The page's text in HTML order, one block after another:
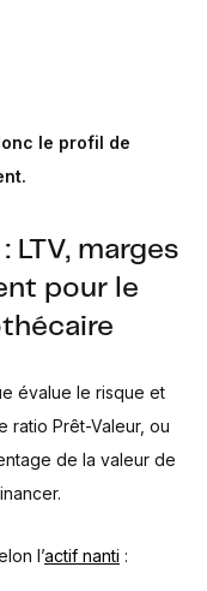
le profil de
LTV, marges
pour le
évalue le risque et
ratio Prêt-Valeur, ou
de la valeur de
l’actif nanti :